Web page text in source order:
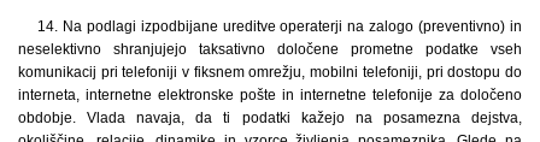
14. Na podlagi izpodbijane ureditve operaterji na zalogo (preventivno) in
neselektivno shranjujejo taksativno določene prometne podatke vseh
komunikacij pri telefoniji v fiksnem omrežju, mobilni telefoniji, pri dostopu do
interneta, internetne elektronske pošte in internetne telefonije za določeno
obdobje. Vlada navaja, da ti podatki kažejo na posamezna dejstva,